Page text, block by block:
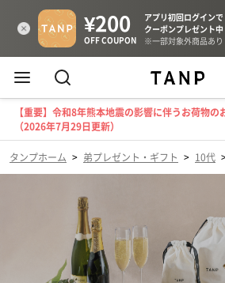
【重要】令和8年熊本地震の影響に伴うお荷物
（2026年7月29日更新）
タンプホーム > 弟プレゼント・ギフト > 10代